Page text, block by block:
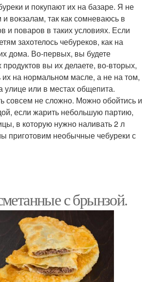
и покупают их на базаре. Я не
вокзалам, так как сомневаюсь в
и поваров в таких условиях. Если
захотелось чебуреков, как на
дома. Во-первых, вы будете
продуктов вы их делаете, во-вторых,
их на нормальном масле, а не на том,
улице или в местах общепита.
совсем не сложно. Можно обойтись и
если жарить небольшую партию,
в которую нужно наливать 2 л
приготовим необычные чебуреки с
с брынзой.